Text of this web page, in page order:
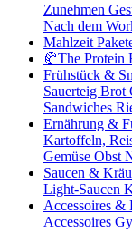
Zunehmen
Nach dem
Mahlzeit
🥐The Protein
Frühstück &
Sauerteig Brot
Sandwiches
Ernährung &
Kartoffeln,
Gemüse Obst
Saucen &
Light-Saucen
Accessoires &
Accessoires